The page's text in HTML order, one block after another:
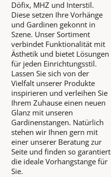
Döfix, MHZ und Interstil.
Diese setzen Ihre Vorhänge
und Gardinen gekonnt in
Szene. Unser Sortiment
verbindet Funktionalität mit
Ästhetik und bietet Lösungen
für jeden Einrichtungsstil.
Lassen Sie sich von der
Vielfalt unserer Produkte
inspirieren und verleihen Sie
Ihrem Zuhause einen neuen
Glanz mit unseren
Gardinenstangen. Natürlich
stehen wir Ihnen gern mit
einer unserer Beratung zur
Seite und finden so garantiert
die ideale Vorhangstange für
Sie.